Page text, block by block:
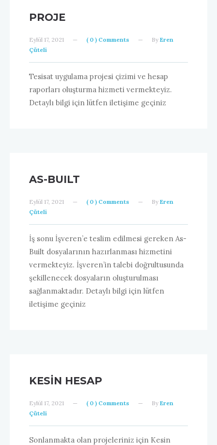
PROJE
Eylül 17, 2021 — ( 0 ) Comments — By Eren
Çüteli
Tesisat uygulama projesi çizimi ve hesap
raporları oluşturma hizmeti vermekteyiz.
Detaylı bilgi için lütfen iletişime geçiniz
AS-BUILT
Eylül 17, 2021 — ( 0 ) Comments — By Eren
Çüteli
İş sonu İşveren’e teslim edilmesi gereken As-
Built dosyalarının hazırlanması hizmetini
vermekteyiz. İşveren’in talebi doğrultusunda
şekillenecek dosyaların oluşturulması
sağlanmaktadır. Detaylı bilgi için lütfen
iletişime geçiniz
KESIN HESAP
Eylül 17, 2021 — ( 0 ) Comments — By Eren
Çüteli
Sonlanmakta olan projeleriniz için Kesin